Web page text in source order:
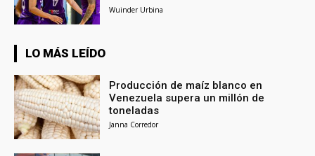
Wuinder Urbina
LO MÁS LEÍDO
Producción de maíz blanco en
Venezuela supera un millón de
toneladas
Janna Corredor